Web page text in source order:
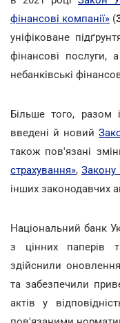
фінансові компанії» (
уніфіковане
фінансові
небанківські
Більше того, разом
введені й новий
також пов'язані
страхування», Закону
інших законодавчих
Національний банк
з цінних паперів
здійснили
та забезпечили
актів у